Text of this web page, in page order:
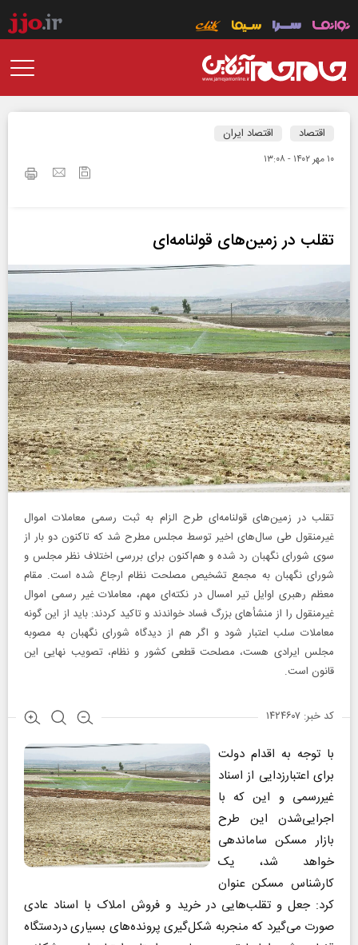
اقتصاد اقتصاد ایران
۱۰ مهر ۱۴۰۲ - ۱۳:۰۸
تقلب در زمین‌های قولنامه‌ای
تقلب در زمین‌های قولنامه‌ای طرح الزام به ثبت رسمی معاملات اموال
غیرمنقول طی سال‌های اخیر توسط مجلس مطرح شد که تاکنون دو بار از
سوی شورای نگهبان رد شده و هم‌اکنون برای بررسی اختلاف نظر مجلس و
شورای نگهبان به مجمع تشخیص مصلحت نظام ارجاع شده است. مقام
معظم رهبری اوایل تیر امسال در نکته‌ای مهم، معاملات غیر رسمی اموال
غیرمنقول را از منشأهای بزرگ فساد خواندند و تاکید کردند: باید از این گونه
معاملات سلب اعتبار شود و اگر هم از دیدگاه شورای نگهبان به مصوبه
مجلس ایرادی هست، مصلحت قطعی کشور و نظام، تصویب نهایی این
قانون است.
کد خبر: ۱۴۲۴۶۰۷
با توجه به اقدام دولت
برای اعتبارزدایی از اسناد
غیررسمی و این که با
اجرایی‌شدن این طرح
بازار مسکن ساماندهی
خواهد شد، یک
کارشناس مسکن عنوان
کرد: جعل و تقلب‌هایی در خرید و فروش املاک با اسناد عادی
صورت می‌گیرد که منجربه شکل‌گیری پرونده‌های بسیاری دردستگاه